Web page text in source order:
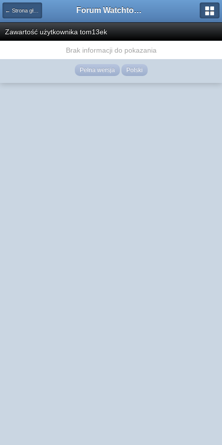
← Strona główna Forum Watchtower
Zawartość użytkownika tom13ek
Brak informacji do pokazania
Pełna wersja Polski